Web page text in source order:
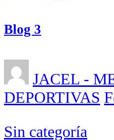
Blog 3
JACEL -
DEPORTIVAS
Sin categoría